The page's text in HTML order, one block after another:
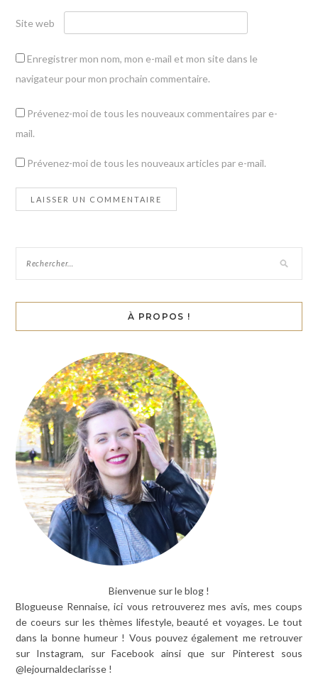
Site web
Enregistrer mon nom, mon e-mail et mon site dans le
navigateur pour mon prochain commentaire.
Prévenez-moi de tous les nouveaux commentaires par e-
mail.
Prévenez-moi de tous les nouveaux articles par e-mail.
À PROPOS !
Bienvenue sur le blog !
Blogueuse Rennaise, ici vous retrouverez mes avis, mes coups
de coeurs sur les thèmes lifestyle, beauté et voyages. Le tout
dans la bonne humeur ! Vous pouvez également me retrouver
sur Instagram, sur Facebook ainsi que sur Pinterest sous
@lejournaldeclarisse !